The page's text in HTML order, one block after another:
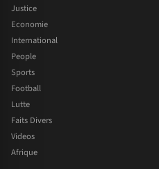
Justice
Economie
International
People
Sports
Football
Lutte
Faits Divers
Videos
Afrique